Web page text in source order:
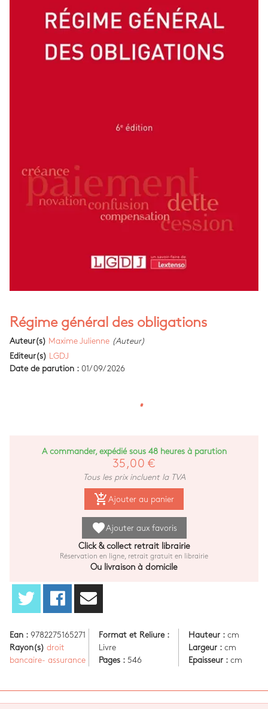
Régime général des obligations
Auteur(s) Maxime Julienne (Auteur)
Editeur(s)
LGDJ
Date de parution : 01/09/2026
A commander, expédié sous 48 heures à parution
35,00 €
Tous les prix incluent la TVA
add_shopping_cart Ajouter au panier
favoriteAjouter aux favoris
Click & collect retrait librairie
Réservation en ligne, retrait gratuit en librairie
Ou livraison à domicile
Ean : 9782275165271
Rayon(s) droit
bancaire- assurance
Format et Reliure :
Livre
Pages : 546
Hauteur :cm
Largeur :cm
Epaisseur :cm